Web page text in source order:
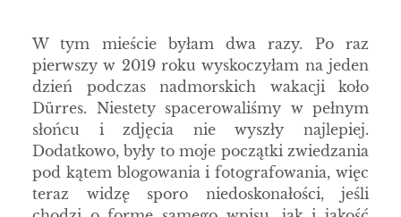
W tym mieście byłam dwa razy. Po raz
pierwszy w 2019 roku wyskoczyłam na jeden
dzień podczas nadmorskich wakacji koło
Dürres. Niestety spacerowaliśmy w pełnym
słońcu i zdjęcia nie wyszły najlepiej.
Dodatkowo, były to moje początki zwiedzania
pod kątem blogowania i fotografowania, więc
teraz widzę sporo niedoskonałości, jeśli